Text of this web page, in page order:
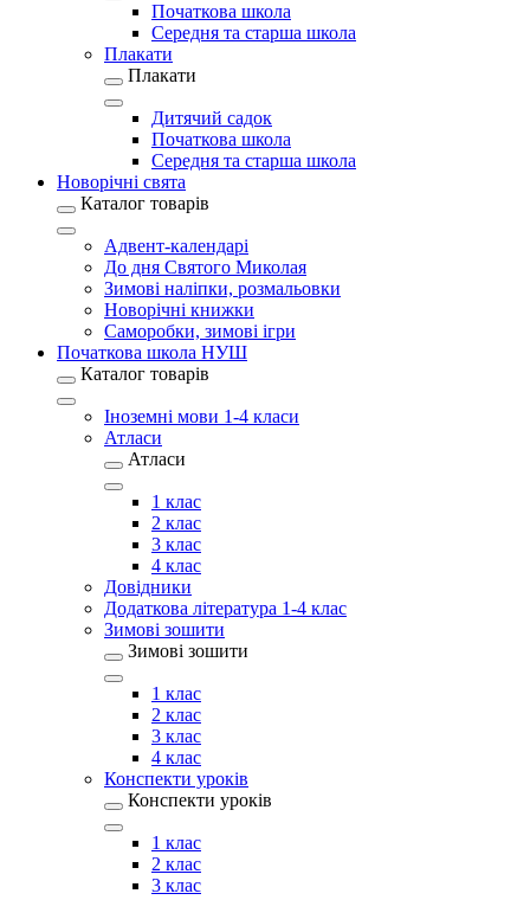
Початкова школа
Середня та старша школа
Плакати
Плакати
Дитячий садок
Початкова школа
Середня та старша школа
Новорічні свята
Каталог товарів
Адвент-календарі
До дня Святого Миколая
Зимові наліпки, розмальовки
Новорічні книжки
Саморобки, зимові ігри
Початкова школа НУШ
Каталог товарів
Іноземні мови 1-4 класи
Атласи
Атласи
1 клас
2 клас
3 клас
4 клас
Довідники
Додаткова література 1-4 клас
Зимові зошити
Зимові зошити
1 клас
2 клас
3 клас
4 клас
Конспекти уроків
Конспекти уроків
1 клас
2 клас
3 клас